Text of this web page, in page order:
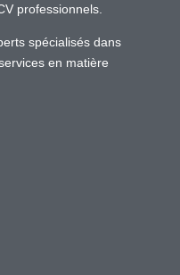
professionnels.
spécialisés dans
en matière